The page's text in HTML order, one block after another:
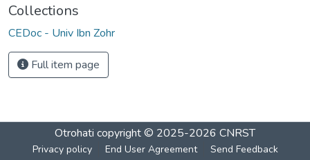
Collections
CEDoc - Univ Ibn Zohr
Full item page
Otrohati copyright © 2025-2026 CNRST
Privacy policy End User Agreement Send Feedback